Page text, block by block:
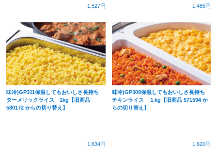
1,527円 1,485円
味冷)GP311保温してもおいしさ長持ち
ターメリックライス 1kg【旧商品
580172 からの切り替え】
1,634円
味冷)GP309保温してもおいしさ長持ち
チキンライス １kg【旧商品 571594 か
らの切り替え】
1,620円